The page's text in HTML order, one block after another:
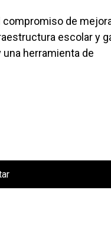
compromiso de
escolar y
herramienta de